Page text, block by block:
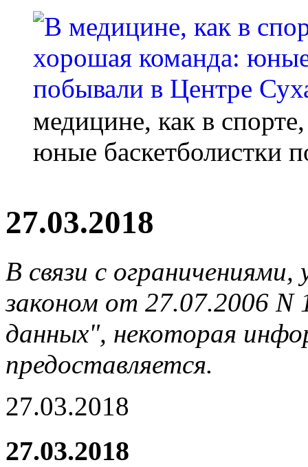
медицине, как в
юные баскетболистки
27.03.2018
В связи с
законом от 27.07.2006
данных", некоторая
предоставляется.
27.03.2018
27.03.2018